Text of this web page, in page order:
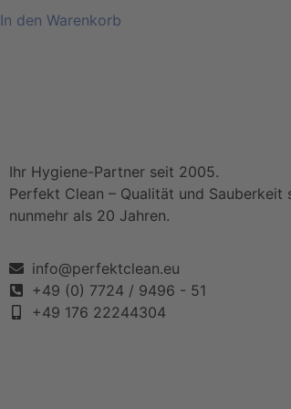
In den Warenkorb
Ihr Hygiene-Partner seit 2005.
Perfekt Clean – Qualität und Sauberkeit
nunmehr als 20 Jahren.
info@perfektclean.eu
+49 (0) 7724 / 9496 - 51
+49 176 22244304